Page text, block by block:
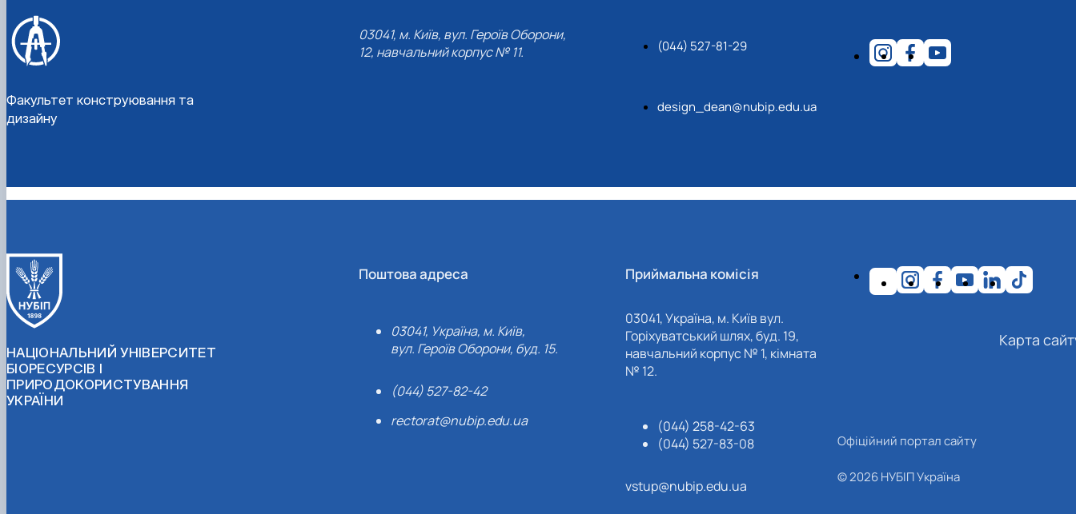
Факультет конструювання та
дизайну
03041, м. Київ, вул. Героїв Оборони,
12, навчальний корпус № 11.
(044) 527-81-29
design_dean@nubip.edu.ua
НАЦІОНАЛЬНИЙ УНІВЕРСИТЕТ
БІОРЕСУРСІВ І
ПРИРОДОКОРИСТУВАННЯ
УКРАЇНИ
Поштова адреса
03041, Україна, м. Київ,
вул. Героїв Оборони, буд. 15.
(044) 527-82-42
rectorat@nubip.edu.ua
Приймальна комісія
03041, Україна, м. Київ вул.
Горіхуватський шлях, буд. 19,
навчальний корпус № 1, кімната
№ 12.
(044) 258-42-63
(044) 527-83-08
vstup@nubip.edu.ua
Карта
Офіційний портал сайту
© 2026 НУБІП Україна